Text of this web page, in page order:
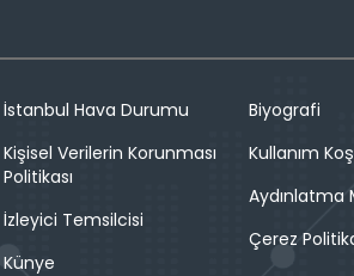
İstanbul Hava Durumu
Kişisel Verilerin Korunması
Politikası
İzleyici Temsilcisi
Künye
Biyografi
Kullanım
Aydınlatma
Çerez